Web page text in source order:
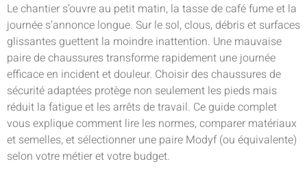
Le chantier s’ouvre au petit matin, la tasse de café fume et la
journée s’annonce longue. Sur le sol, clous, débris et surfaces
glissantes guettent la moindre inattention. Une mauvaise
paire de chaussures transforme rapidement une journée
efficace en incident et douleur. Choisir des chaussures de
sécurité adaptées protège non seulement les pieds mais
réduit la fatigue et les arrêts de travail. Ce guide complet
vous explique comment lire les normes, comparer matériaux
et semelles, et sélectionner une paire Modyf (ou équivalente)
selon votre métier et votre budget.